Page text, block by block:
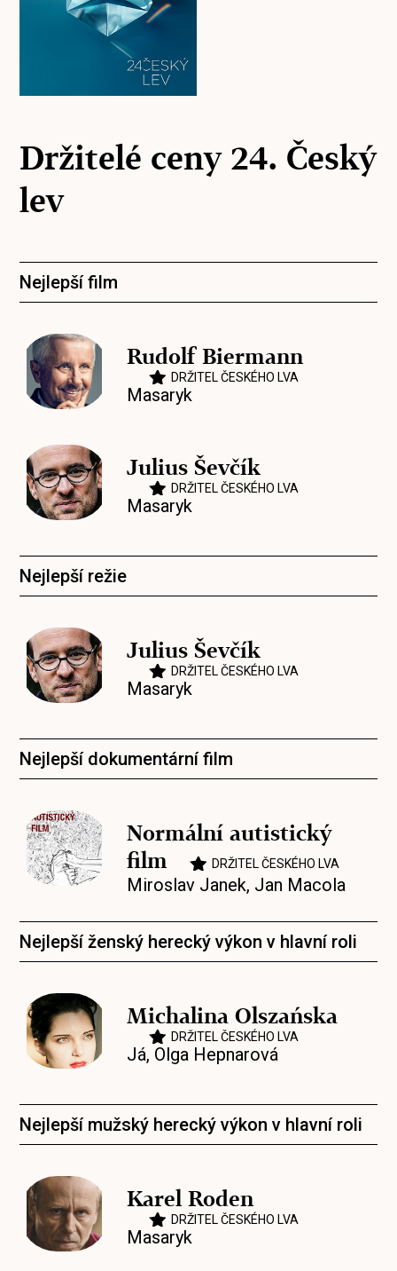
Držitelé ceny 24. Český
lev
Nejlepší film
Rudolf Biermann
DRŽITEL ČESKÉHO LVA
Masaryk
Julius Ševčík
DRŽITEL ČESKÉHO LVA
Masaryk
Nejlepší režie
Julius Ševčík
DRŽITEL ČESKÉHO LVA
Masaryk
Nejlepší dokumentární film
Normální autistický
film
DRŽITEL ČESKÉHO LVA
Miroslav Janek, Jan Macola
Nejlepší ženský herecký výkon v hlavní roli
Michalina Olszańska
DRŽITEL ČESKÉHO LVA
Já, Olga Hepnarová
Nejlepší mužský herecký výkon v hlavní roli
Karel Roden
DRŽITEL ČESKÉHO LVA
Masaryk